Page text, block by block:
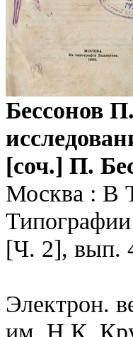
Беcсонов
[соч.] П.
Москва : В
[Ч. 2], вып.
Электрон.
им. Н.К.